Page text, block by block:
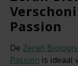
Passion
De Zerah
Passion is ideaal